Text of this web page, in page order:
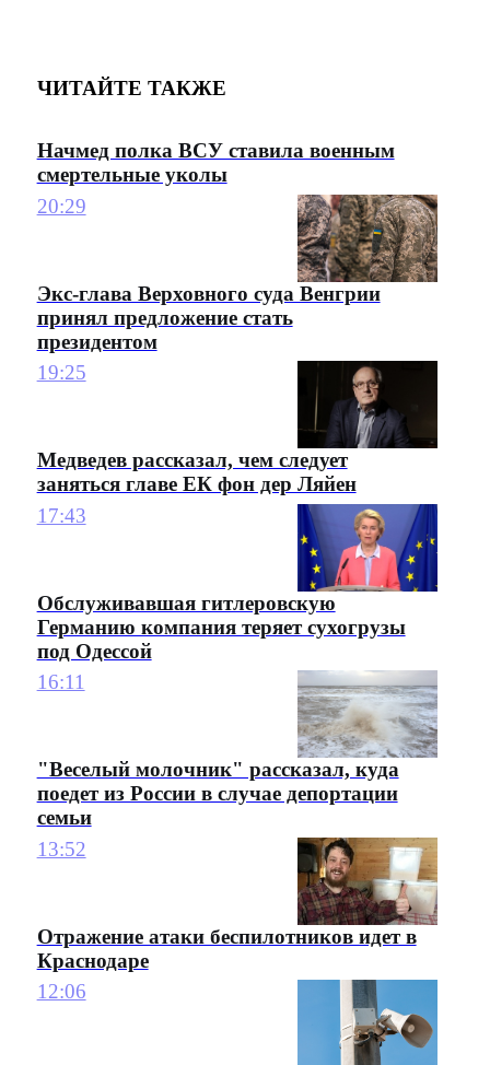
ЧИТАЙТЕ ТАКЖЕ
Начмед полка ВСУ ставила военным
смертельные уколы
20:29
Экс-глава Верховного суда Венгрии
принял предложение стать
президентом
19:25
Медведев рассказал, чем следует
заняться главе ЕК фон дер Ляйен
17:43
Обслуживавшая гитлеровскую
Германию компания теряет сухогрузы
под Одессой
16:11
"Веселый молочник" рассказал, куда
поедет из России в случае депортации
семьи
13:52
Отражение атаки беспилотников идет в
Краснодаре
12:06